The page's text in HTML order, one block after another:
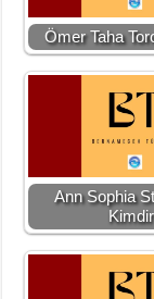
Ömer Taha
Ann Sophia
Kimdir